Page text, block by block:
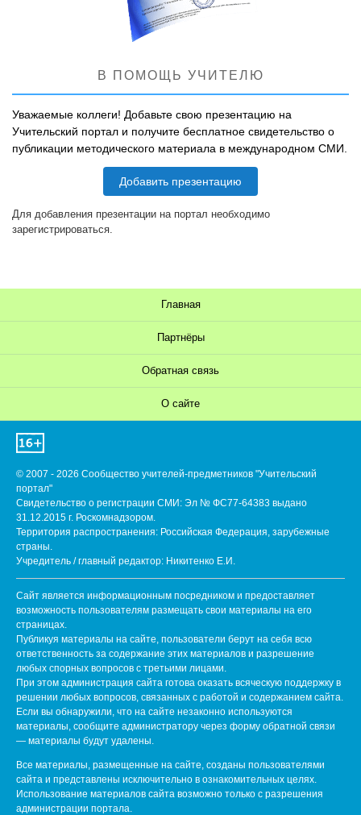
В ПОМОЩЬ УЧИТЕЛЮ
Уважаемые коллеги! Добавьте свою презентацию на
Учительский портал и получите бесплатное свидетельство о
публикации методического материала в международном СМИ.
Добавить презентацию
Для добавления презентации на портал необходимо
зарегистрироваться.
Главная
Партнёры
Обратная связь
О сайте
© 2007 - 2026 Сообщество учителей-предметников "Учительский
портал"
Свидетельство о регистрации СМИ: Эл № ФС77-64383 выдано
31.12.2015 г. Роскомнадзором.
Территория распространения: Российская Федерация, зарубежные
страны.
Учредитель / главный редактор: Никитенко Е.И.
Сайт является информационным посредником и предоставляет
возможность пользователям размещать свои материалы на его
страницах.
Публикуя материалы на сайте, пользователи берут на себя всю
ответственность за содержание этих материалов и разрешение
любых спорных вопросов с третьими лицами.
При этом администрация сайта готова оказать всяческую поддержку в
решении любых вопросов, связанных с работой и содержанием сайта.
Если вы обнаружили, что на сайте незаконно используются
материалы, сообщите администратору через форму обратной связи
— материалы будут удалены.
Все материалы, размещенные на сайте, созданы пользователями
сайта и представлены исключительно в ознакомительных целях.
Использование материалов сайта возможно только с разрешения
администрации портала.